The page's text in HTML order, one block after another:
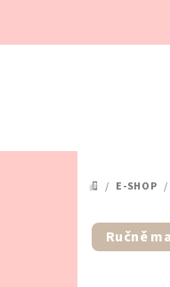
DOMŮ
/ E-SHOP /
Ručně